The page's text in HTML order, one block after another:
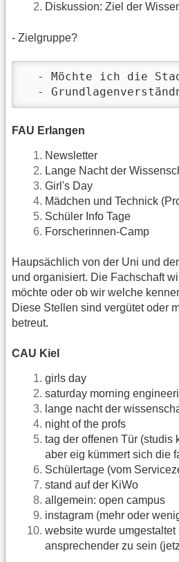
Diskussion: Ziel der
- Zielgruppe?
- Möchte ich die
-
FAU Erlangen
Newsletter
Lange Nacht der
Girl's Day
Mädchen und Technick
Schüler Info Tage
Forscherinnen-Camp
Haupsächlich von der Uni und
und organisiert. Die Fachschaft
möchte oder ob wir welche
Diese Stellen sind vergütet oder
betreut.
CAU Kiel
girls day
saturday morning
lange nacht der
night of the profs
tag der offenen Tür (studis
aber eig kümmert sich die
Schülertage (vom
stand auf der KiWo
allgemein: open campus
instagram (mehr oder
website wurde umgestaltet
ansprechender zu sein